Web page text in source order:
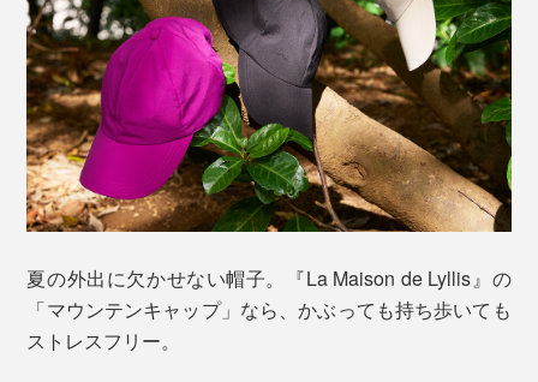
夏の外出に欠かせない帽子。『La Maison de Lyllis』の
「マウンテンキャップ」なら、かぶっても持ち歩いても
ストレスフリー。